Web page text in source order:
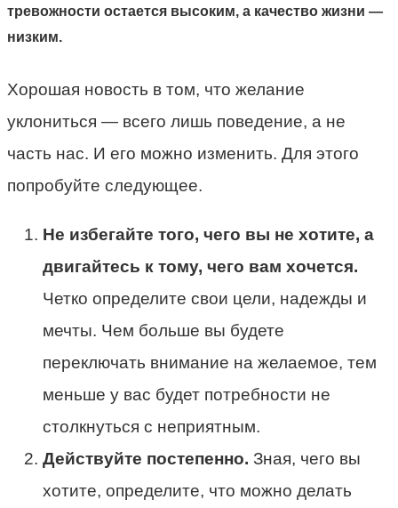
тревожности остается высоким, а качество жизни —
низким.
Хорошая новость в том, что желание
уклониться — всего лишь поведение, а не
часть нас. И его можно изменить. Для этого
попробуйте следующее.
Не избегайте того, чего вы не хотите, а
двигайтесь к тому, чего вам хочется.
Четко определите свои цели, надежды и
мечты. Чем больше вы будете
переключать внимание на желаемое, тем
меньше у вас будет потребности не
столкнуться с неприятным.
Действуйте постепенно. Зная, чего вы
хотите, определите, что можно делать